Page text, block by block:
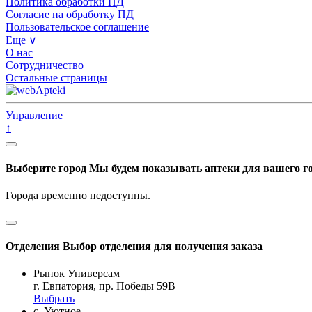
Согласие на обработку ПД
Пользовательское соглашение
Еще ∨
О нас
Сотрудничество
Остальные страницы
Управление
↑
Выберите город Мы будем показывать аптеки для вашего
Города временно недоступны.
Отделения Выбор отделения для получения заказа
Рынок Универсам
г. Евпатория, пр. Победы 59В
Выбрать